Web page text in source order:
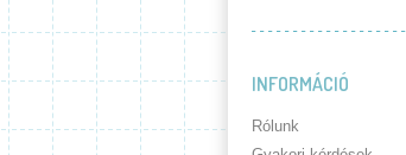
INFORMÁCIÓ
Rólunk